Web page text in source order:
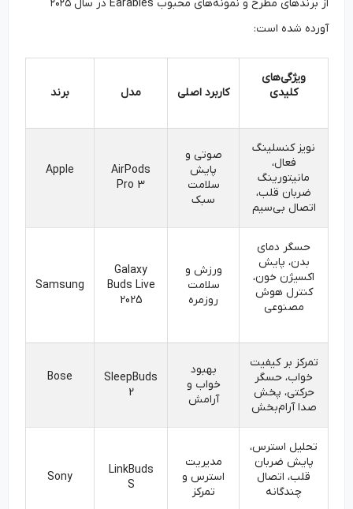
از برندهای مطرح و نمونه‌های محبوب Earables در سال ۲۰۲۵
آورده شده است:
ویژگی‌های
کلیدی
کاربرد اصلی
نویز کنسلینگ
فعال،
مانیتورینگ
ضربان قلب،
اتصال بی‌سیم
صوتی و
پایش
سلامت
AirPods
Pro 3
Apple
حسگر دمای
بدن، پایش
اکسیژن خون،
کنترل هوش
مصنوعی
ورزش و
سلامت
روزمره
Galaxy
Buds Live
Samsung
تمرکز بر کیفیت
خواب، حسگر
حرکتی، پخش
صدا آرام‌بخش
بهبود
خواب و
آرامش
SleepBuds
Bose
تحلیل استرس،
پایش ضربان
قلب، اتصال
چندگانه
مدیریت
استرس و
LinkBuds
Sony